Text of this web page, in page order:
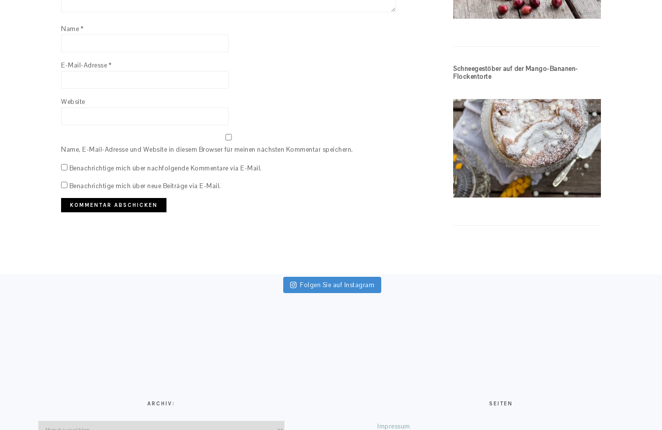
Name *
E-Mail-Adresse *
Website
Name, E-Mail-Adresse und Website in diesem Browser für meinen nächsten Kommentar speichern.
Benachrichtige mich über nachfolgende Kommentare via E-Mail.
Benachrichtige mich über neue Beiträge via E-Mail.
Schneegestöber auf der Mango-Bananen-
Flockentorte
Folgen Sie auf Instagram
ARCHIV: SEITEN
Impressum